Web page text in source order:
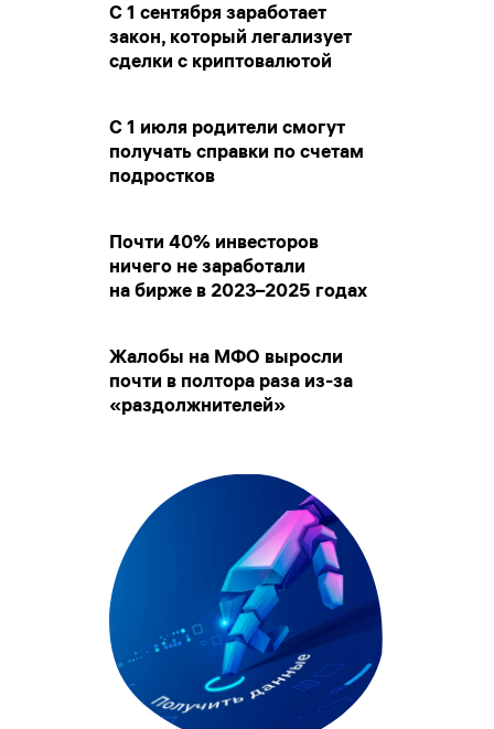
С 1 сентября заработает
закон, который легализует
сделки с криптовалютой
С 1 июля родители смогут
получать справки по счетам
подростков
Почти 40% инвесторов
ничего не заработали
на бирже в 2023–2025 годах
Жалобы на МФО выросли
почти в полтора раза из-за
«раздолжнителей»